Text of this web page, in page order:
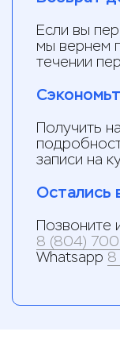
Если вы
мы вернем
течении
Получить
записи на
Остались
Позвоните
8 (804)
Whatsapp 8